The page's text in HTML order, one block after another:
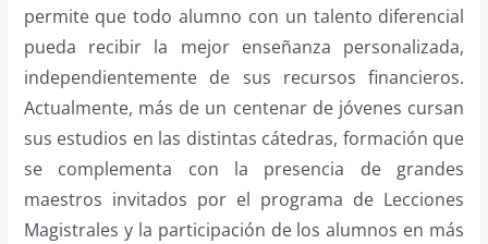
permite que todo alumno con un talento diferencial
pueda recibir la mejor enseñanza personalizada,
independientemente de sus recursos financieros.
Actualmente, más de un centenar de jóvenes cursan
sus estudios en las distintas cátedras, formación que
se complementa con la presencia de grandes
maestros invitados por el programa de Lecciones
Magistrales y la participación de los alumnos en más